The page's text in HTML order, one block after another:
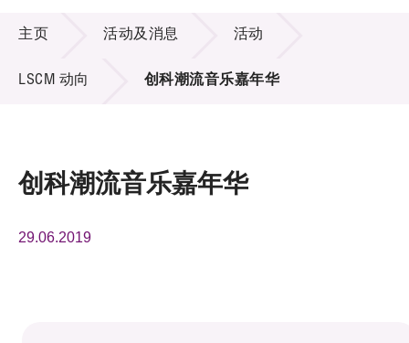
技术商品化
项目及资助计划
活动及消息
活动及消息
主页 活动及消息 活动
LSCM 动向 创科潮流音乐嘉年华
创科潮流音乐嘉年华
29.06.2019